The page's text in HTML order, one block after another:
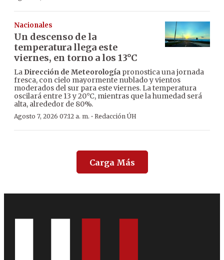
Nacionales
Un descenso de la
temperatura llega este
viernes, en torno a los 13°C
La Dirección de Meteorología pronostica una jornada
fresca, con cielo mayormente nublado y vientos
moderados del sur para este viernes. La temperatura
oscilará entre 13 y 20°C, mientras que la humedad será
alta, alrededor de 80%.
Agosto 7, 2026 07:12 a. m. · Redacción ÚH
Carga Más